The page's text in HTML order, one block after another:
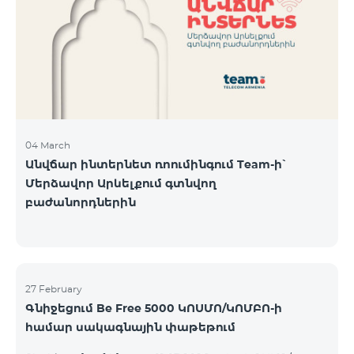
Կիրակի-08․03 Երևան Կենտրոն Իսակովի
պողոտա 3/7 09:00-18:00 09:00-18:00 10:00-19:00
Երևան Կենտրոն Խորենացու փողոց 26/26 09:00-
04 March
Անվճար ինտերնետ ռոումինգում Team-ի՝
Մերձավոր Արևելքում գտնվող
բաժանորդներին
27 February
Գնիջեցում Be Free 5000 ԿՈՍՄՈ/ԿՈՄԲՈ-ի
համար սակագնային փաթեթում